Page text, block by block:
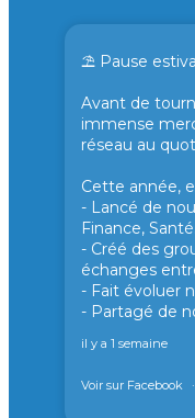
⛱️ Pause
Avant de
immense
réseau au
Cette année,
- Lancé de
Finance,
- Créé des
échanges
- Fait évoluer
- Partagé de
il y a 1 semaine
Voir sur Facebook ·